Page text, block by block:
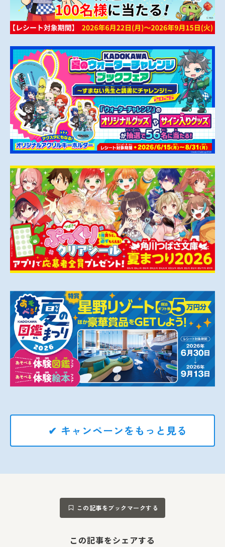
✔ キャンペーンをもっと見る
この記事をブックマークする
この記事をシェアする